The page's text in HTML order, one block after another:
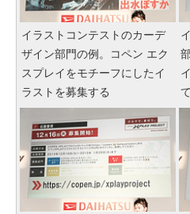
イラストコンテストのカーデ
ザイン部門の例。コペン エク
スプレイをモチーフにしたイ
ラストを募集する